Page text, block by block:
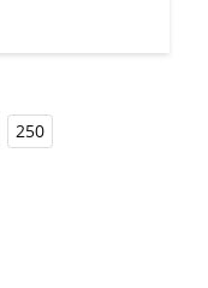
250